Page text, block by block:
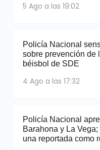
5 Ago a las 19:02
Policía Nacional
sobre prevención de
béisbol de SDE
4 Ago a las 17:32
Policía Nacional
Barahona y La
una reportada como